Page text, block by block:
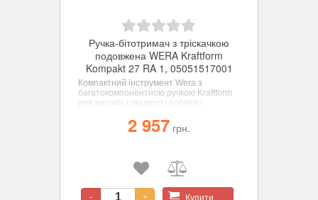
Ручка-бітотримач з тріскачкою
подовжена WERA Kraftform
Kompakt 27 RA 1, 05051517001
Компактний інструмент Wera з
багатокомпонентною ручкою Kraftform
для високої швидкості роботи і
Вбудований в ручку магазин для
зберігання біт. Тріскачка: тонкий
(обертання вправо, блокування, вліво),
максимальний момент сили до 50 Нм;
для шестигранного хвостовика 1/4",
2 957 грн.
- + Купити